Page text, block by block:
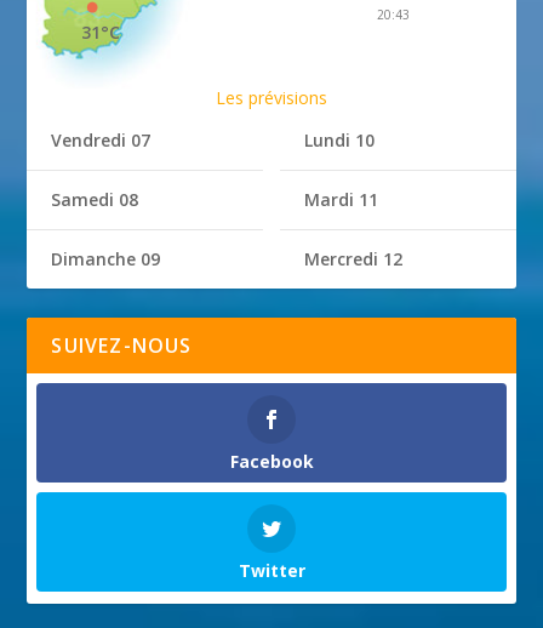
31°C
20:43
Les prévisions
Vendredi 07
Samedi 08
Dimanche 09
Lundi 10
Mardi 11
Mercredi 12
SUIVEZ-NOUS
Facebook
Twitter